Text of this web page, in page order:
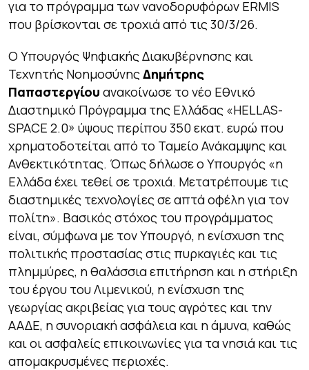
για το πρόγραμμα των νανοδορυφόρων ERMIS
που βρίσκονται σε τροχιά από τις 30/3/26.
Ο Υπουργός Ψηφιακής Διακυβέρνησης και
Τεχνητής ΝοημοσύνηςΔημήτρης
Παπαστεργίου ανακοίνωσε το νέο Εθνικό
Διαστημικό Πρόγραμμα της Ελλάδας «HELLAS-
SPACE 2.0» ύψους περίπου 350 εκατ. ευρώ που
χρηματοδοτείται από το Ταμείο Ανάκαμψης και
Ανθεκτικότητας. Όπως δήλωσε ο Υπουργός «η
Ελλάδα έχει τεθεί σε τροχιά. Μετατρέπουμε τις
διαστημικές τεχνολογίες σε απτά οφέλη για τον
πολίτη». Βασικός στόχος του προγράμματος
είναι, σύμφωνα με τον Υπουργό, η ενίσχυση της
πολιτικής προστασίας στις πυρκαγιές και τις
πλημμύρες, η θαλάσσια επιτήρηση και η στήριξη
του έργου του Λιμενικού, η ενίσχυση της
γεωργίας ακριβείας για τους αγρότες και την
ΑΑΔΕ, η συνοριακή ασφάλεια και η άμυνα, καθώς
και οι ασφαλείς επικοινωνίες για τα νησιά και τις
απομακρυσμένες περιοχές.